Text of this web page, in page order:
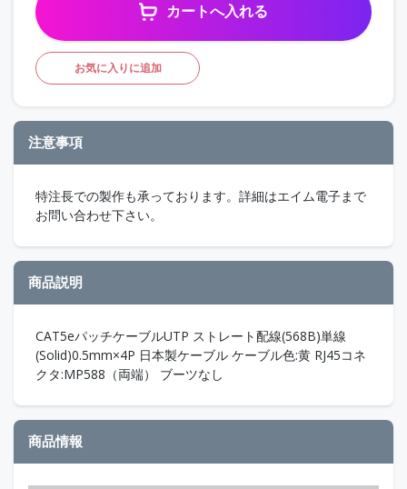
カートへ入れる
お気に入りに追加
注意事項
特注長での製作も承っております。詳細はエイム電子まで
お問い合わせ下さい。
商品説明
CAT5eパッチケーブルUTP ストレート配線(568B)単線
(Solid)0.5mm×4P 日本製ケーブル ケーブル色:黄 RJ45コネ
クタ:MP588（両端） ブーツなし
商品情報